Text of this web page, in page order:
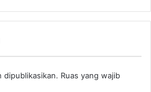
dipublikasikan. Ruas yang wajib